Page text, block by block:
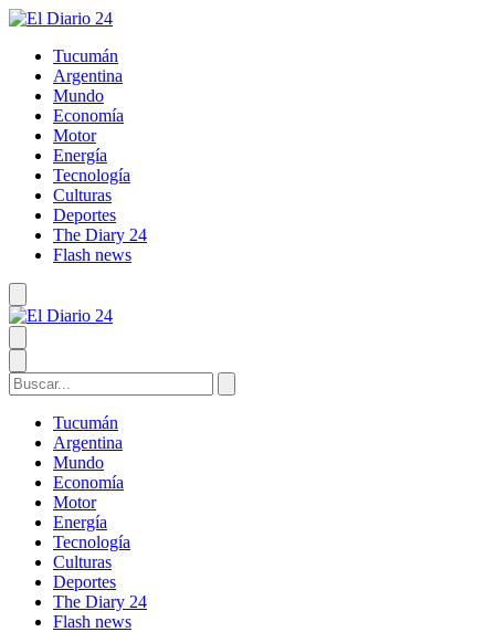
Tucumán
Argentina
Mundo
Economía
Motor
Energía
Tecnología
Culturas
Deportes
The Diary 24
Flash news
Tucumán
Argentina
Mundo
Economía
Motor
Energía
Tecnología
Culturas
Deportes
The Diary 24
Flash news